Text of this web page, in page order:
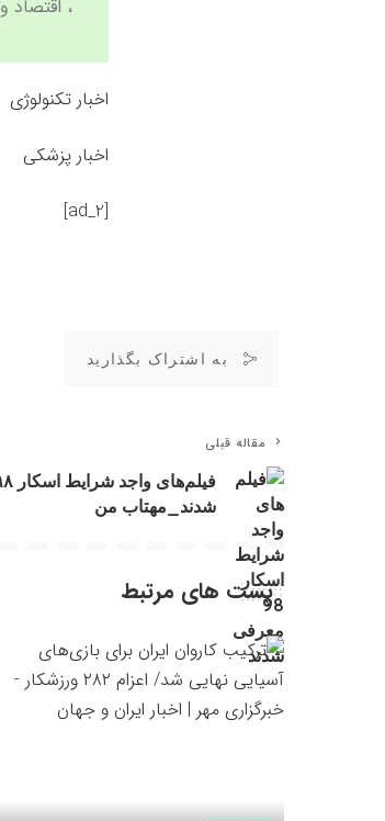
، اقتصادو
اخبار تکنولوژی
اخبار پزشکی
[ad_2]
به اشتراک بگذارید
مقاله قبلی
شدند_مهتاب من
پست های مرتبط